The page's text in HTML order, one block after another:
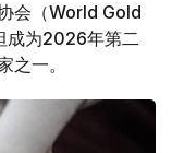
会（World Gold
成为2026年第二
之一。